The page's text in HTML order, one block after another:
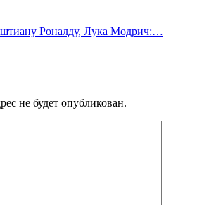
Роналду, Лука Модрич:…
не будет опубликован.